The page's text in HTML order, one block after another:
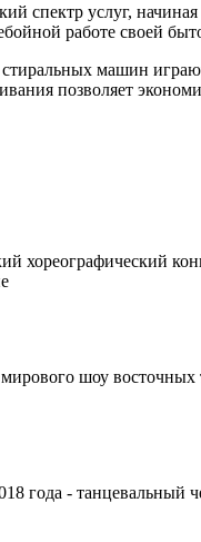
услуг,
работе своей
машин
позволяет
хореографический
мирового шоу восточных
года -